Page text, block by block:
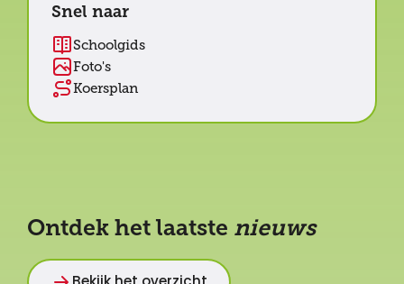
Snel naar
Schoolgids
Foto's
Koersplan
Ontdek het laatste nieuws